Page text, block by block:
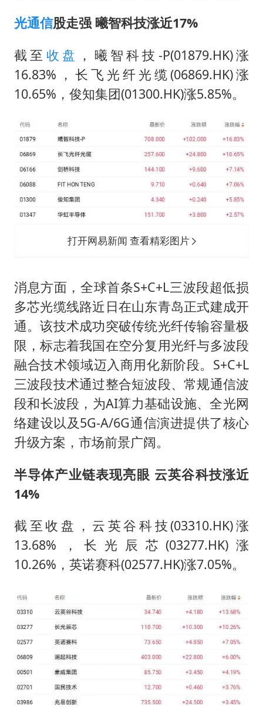
光通信股走强 曦智科技涨近17%
截至 收盘 ，曦智科技-P(01879.HK)涨
16.83%，长飞光纤光缆(06869.HK)涨
10.65%，俊知集团(01300.HK)涨5.85%。
打开网易新闻 查看精彩图片
消息方面，全球首条S+C+L三波段超低损
多芯光缆线路近日在山东青岛正式建成开
通。该技术成功突破传统光纤传输容量极
限，标志着我国在空分复用光纤与多波段
融合技术领域迈入商用化新阶段。S+C+L
三波段技术通过整合短波段、常规通信波
段和长波段，为AI算力基础设施、全光网
络建设以及5G-A/6G通信演进提供了核心
升级方案，市场前景广阔。
半导体产业链表现亮眼 云英谷科技涨近
14%
截至收盘，云英谷科技(03310.HK)涨
13.68%，长光辰芯(03277.HK)涨
10.26%，英诺赛科(02577.HK)涨7.05%。